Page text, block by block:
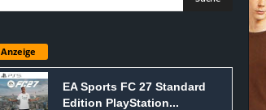
Anzeige
EA Sports FC 27 Standard
Edition PlayStation...